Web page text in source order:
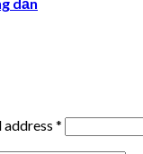
address *